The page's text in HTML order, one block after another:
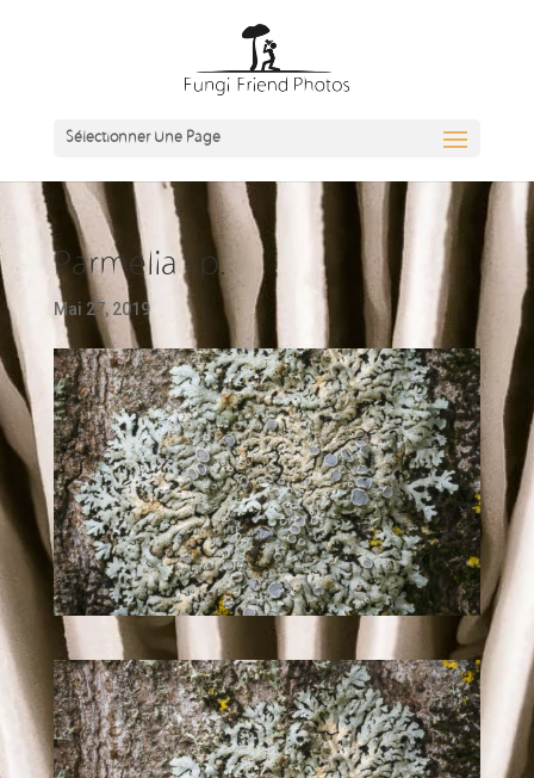
Sélectionner Une Page
Parmelia sp.
Mai 27, 2019